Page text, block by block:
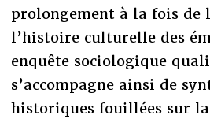
prolongement à la fois de
l’histoire culturelle des
enquête sociologique
s’accompagne ainsi de
historiques fouillées sur